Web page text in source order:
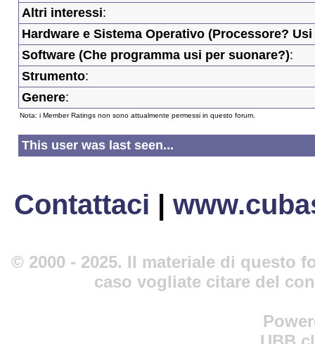
Altri interessi:
Hardware e Sistema Operativo (Processore?
Software (Che programma usi per suonare?):
Strumento:
Genere:
Nota: i Member Ratings non sono attualmente permessi in questo forum.
This user was last seen...
Contattaci |
© 2000 - 2025. Il materiale di questo
caso vogliate citare del